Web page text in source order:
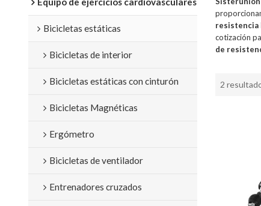
Bicicletas estáticas
Bicicletas de interior
Bicicletas estáticas con cinturón
Bicicletas Magnéticas
Ergómetro
Bicicletas de ventilador
Entrenadores cruzados
resistencia
cotización
de
2